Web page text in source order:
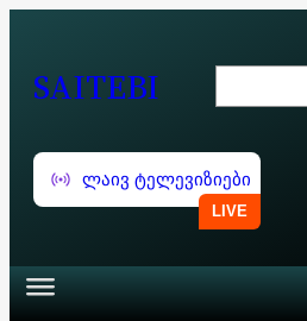
SAITEBI
e
a
r
c
ლაივ ტელევიზიები